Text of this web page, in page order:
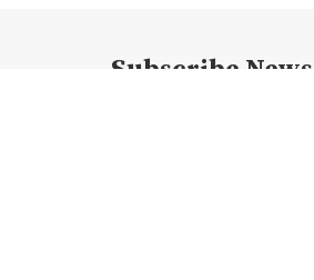
Subscribe